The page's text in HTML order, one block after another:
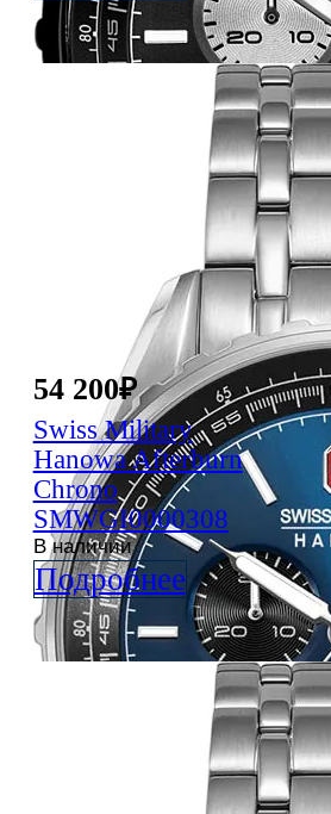
54 200₽
Swiss Military
HanowaAfterburn
Chrono
SMWGI0000308
В наличии
Подробнее